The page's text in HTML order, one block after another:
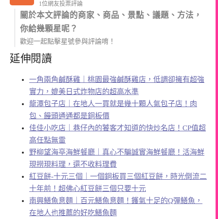
1位網友投票評論
關於本文評論的商家、商品、景點、議題、方法，
你給幾顆星呢？
歡迎一起點擊星號參與評論唷！
延伸閱讀
一角兩角鹹酥雞｜桃園最強鹹酥雞店，低調卻擁有超強
實力，媲美日式炸物店的超高水準
龍潭包子店｜在地人一買就是幾十顆人氣包子店！肉
包、饅頭通通都是銅板價
佳佳小吃店｜巷仔內的饕客才知道的快炒名店！CP值超
高任點無雷
野柳望海亭海鮮餐廳｜真心不騙誠實海鮮餐廳！活海鮮
現撈現料理，還不收料理費
紅豆餅-十元三個｜一個銅板買三個紅豆餅，時光倒流二
十年前！超佛心紅豆餅三個只要十元
南興鱔魚意麵｜百元鱔魚意麵！鑊氣十足的Q彈鱔魚，
在地人也推薦的好吃鱔魚麵